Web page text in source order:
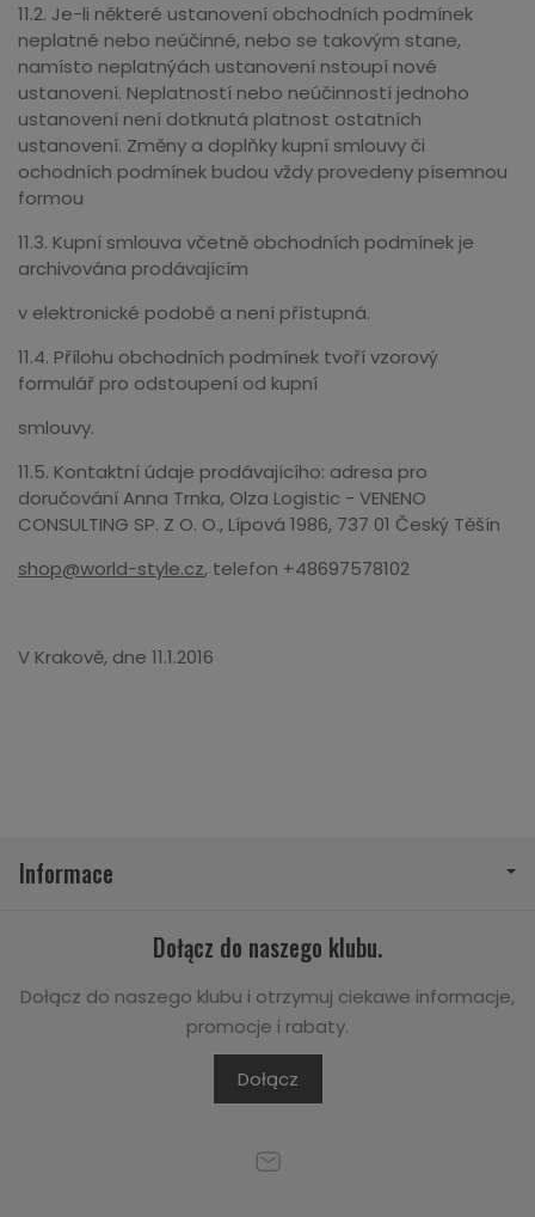
11.2. Je-li některé ustanovení obchodních podmínek
neplatné nebo neúčinné, nebo se takovým stane,
namísto neplatnýách ustanovení nstoupí nové
ustanovení. Neplatností nebo neúčinností jednoho
ustanovení není dotknutá platnost ostatních
ustanovení. Změny a doplňky kupní smlouvy či
ochodních podmínek budou vždy provedeny písemnou
formou
11.3. Kupní smlouva včetně obchodních podmínek je
archivována prodávajícím
v elektronické podobě a není přístupná.
11.4. Přílohu obchodních podmínek tvoří vzorový
formulář pro odstoupení od kupní
smlouvy.
11.5. Kontaktní údaje prodávajícího: adresa pro
doručování Anna Trnka, Olza Logistic - VENENO
CONSULTING SP. Z O. O., Lípová 1986, 737 01 Český Těšín
shop@world-style.cz, telefon +48697578102
V Krakově, dne 11.1.2016
Informace
Dołącz do naszego klubu.
Dołącz do naszego klubu i otrzymuj ciekawe informacje,
promocje i rabaty.
Dołącz